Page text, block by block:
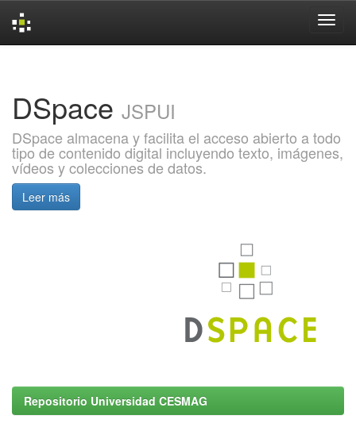
DSpace JSPUI
DSpace almacena y facilita el acceso abierto a todo
tipo de contenido digital incluyendo texto, imágenes,
vídeos y colecciones de datos.
Leer más
Repositorio Universidad CESMAG